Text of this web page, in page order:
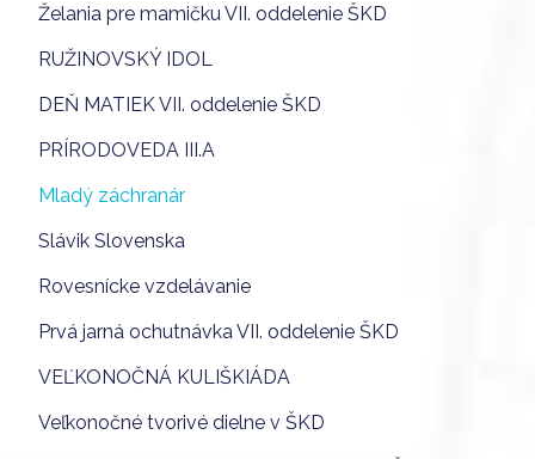
Želania pre mamičku VII. oddelenie ŠKD
RUŽINOVSKÝ IDOL
DEŇ MATIEK VII. oddelenie ŠKD
PRÍRODOVEDA III.A
Mladý záchranár
Slávik Slovenska
Rovesnícke vzdelávanie
Prvá jarná ochutnávka VII. oddelenie ŠKD
VEĽKONOČNÁ KULIŠKIÁDA
Veľkonočné tvorivé dielne v ŠKD